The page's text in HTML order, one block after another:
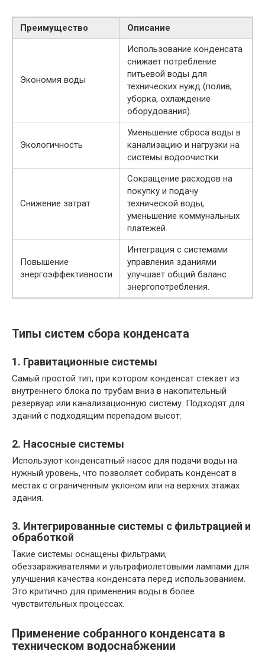
Преимущество Описание
Экономия воды
Использование конденсата
снижает потребление
питьевой воды для
технических нужд (полив,
уборка, охлаждение
оборудования).
Экологичность
Уменьшение сброса воды в
канализацию и нагрузки на
системы водоочистки.
Снижение затрат
Сокращение расходов на
покупку и подачу
технической воды,
уменьшение коммунальных
платежей.
Повышение
энергоэффективности
Интеграция с системами
управления зданиями
улучшает общий баланс
энергопотребления.
Типы систем сбора конденсата
1. Гравитационные системы
Самый простой тип, при котором конденсат стекает из
внутреннего блока по трубам вниз в накопительный
резервуар или канализационную систему. Подходят для
зданий с подходящим перепадом высот.
2. Насосные системы
Используют конденсатный насос для подачи воды на
нужный уровень, что позволяет собирать конденсат в
местах с ограниченным уклоном или на верхних этажах
здания.
3. Интегрированные системы с фильтрацией и
обработкой
Такие системы оснащены фильтрами,
обеззараживателями и ультрафиолетовыми лампами для
улучшения качества конденсата перед использованием.
Это критично для применения воды в более
чувствительных процессах.
Применение собранного конденсата в
техническом водоснабжении